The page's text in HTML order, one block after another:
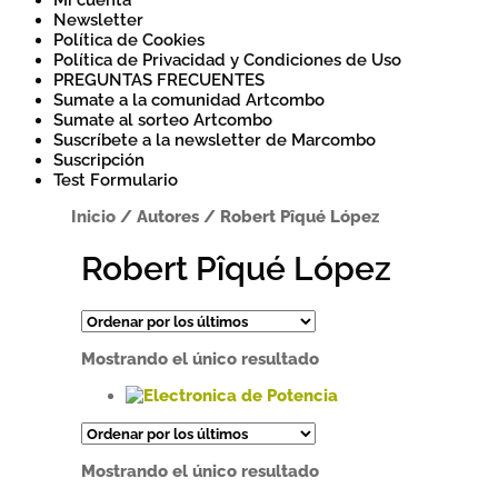
Newsletter
Política de Cookies
Política de Privacidad y Condiciones de Uso
PREGUNTAS FRECUENTES
Sumate a la comunidad Artcombo
Sumate al sorteo Artcombo
Suscríbete a la newsletter de Marcombo
Suscripción
Test Formulario
Inicio /Autores / Robert Pîqué López
Robert Pîqué López
Mostrando el único resultado
producto
múltiples
Mostrando el único resultado